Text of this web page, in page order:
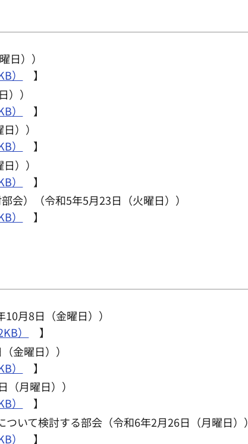
日））
）
】
）
）
】
））
）
】
））
）
】
会）（令和5年5月23日（火曜日））
） 】
月8日（金曜日））
）
】
金曜日））
）
】
月曜日））
）
】
いて検討する部会（令和6年2月26日（月曜日））
） 】